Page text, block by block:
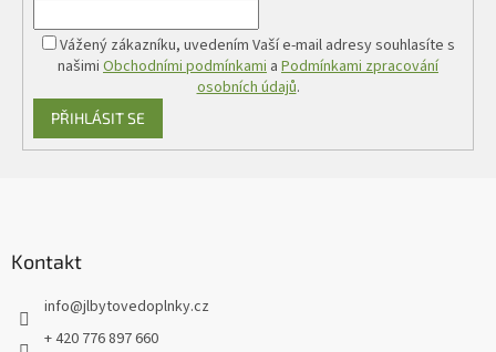
Vážený zákazníku, uvedením Vaší e-mail adresy souhlasíte s
našimi Obchodními podmínkami a Podmínkami zpracování
osobních údajů.
PŘIHLÁSIT SE
Kontakt
info@jlbytovedoplnky.cz
+ 420 776 897 660